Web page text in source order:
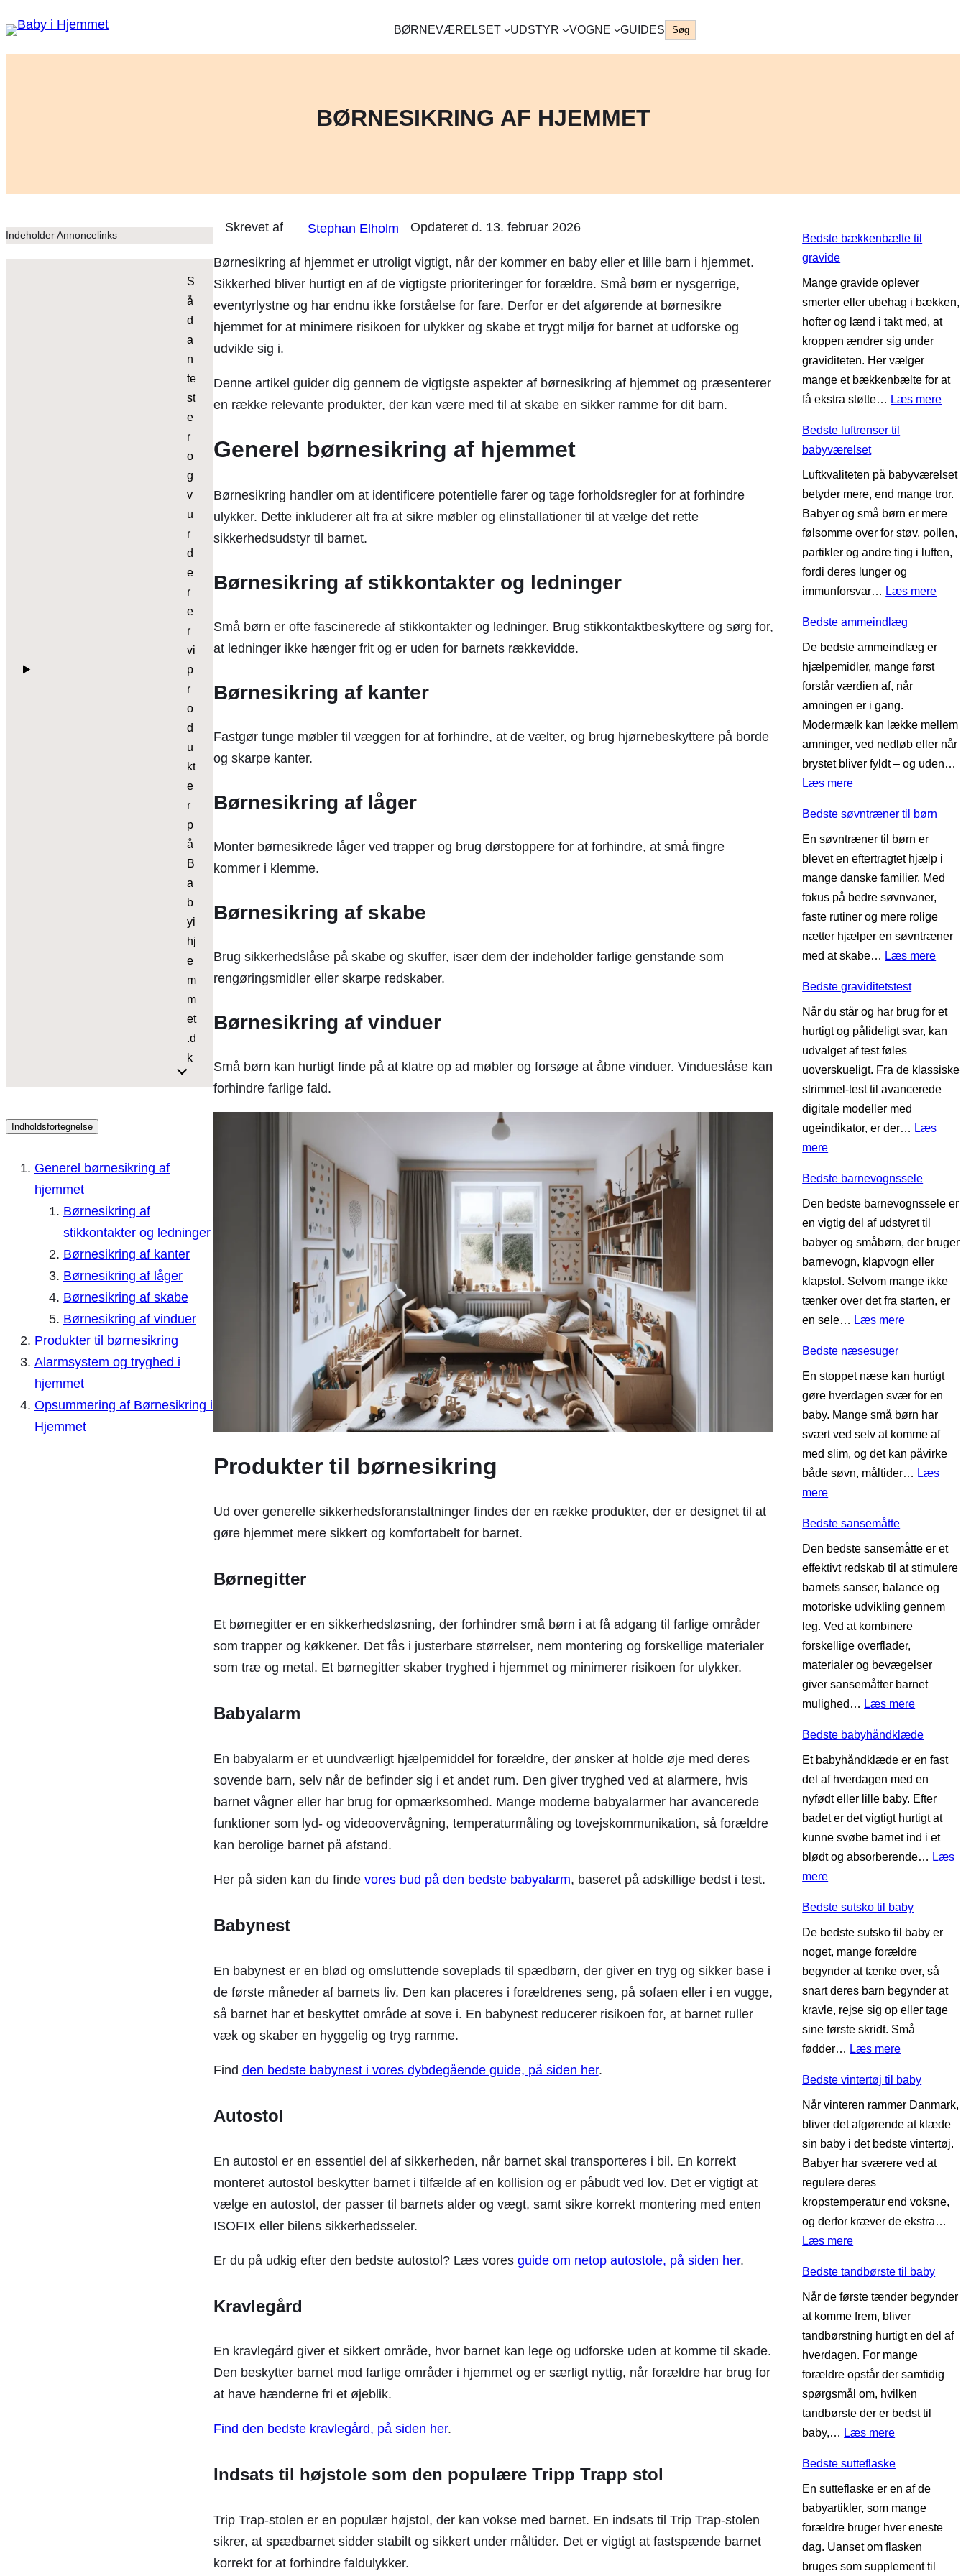
BØRNEVÆRELSET UDSTYR VOGNE GUIDES Søg
Søg
BØRNESIKRING AF HJEMMET
Indeholder Annoncelinks
S
å
d
a
n
te
st
e
r
o
g
v
u
r
d
e
r
e
r
vi
p
r
o
d
u
kt
e
r
p
å
B
a
b
yi
hj
e
m
m
et
.d
k
Indholdsfortegnelse
Generel børnesikring af
hjemmet
Børnesikring af
stikkontakter og ledninger
Børnesikring af kanter
Børnesikring af låger
Børnesikring af skabe
Børnesikring af vinduer
Produkter til børnesikring
Alarmsystem og tryghed i
hjemmet
Opsummering af Børnesikring i
Hjemmet
Stephan Elholm Opdateret d. 13. februar 2026
Børnesikring af hjemmet er utroligt vigtigt, når der kommer en baby eller et lille barn i hjemmet.
Sikkerhed bliver hurtigt en af de vigtigste prioriteringer for forældre. Små børn er nysgerrige,
eventyrlystne og har endnu ikke forståelse for fare. Derfor er det afgørende at børnesikre
hjemmet for at minimere risikoen for ulykker og skabe et trygt miljø for barnet at udforske og
udvikle sig i.
Denne artikel guider dig gennem de vigtigste aspekter af børnesikring af hjemmet og præsenterer
en række relevante produkter, der kan være med til at skabe en sikker ramme for dit barn.
Generel børnesikring af hjemmet
Børnesikring handler om at identificere potentielle farer og tage forholdsregler for at forhindre
ulykker. Dette inkluderer alt fra at sikre møbler og elinstallationer til at vælge det rette
sikkerhedsudstyr til barnet.
Børnesikring af stikkontakter og ledninger
Små børn er ofte fascinerede af stikkontakter og ledninger. Brug stikkontaktbeskyttere og sørg for,
at ledninger ikke hænger frit og er uden for barnets rækkevidde.
Børnesikring af kanter
Fastgør tunge møbler til væggen for at forhindre, at de vælter, og brug hjørnebeskyttere på borde
og skarpe kanter.
Børnesikring af låger
Monter børnesikrede låger ved trapper og brug dørstoppere for at forhindre, at små fingre
kommer i klemme.
Børnesikring af skabe
Brug sikkerhedslåse på skabe og skuffer, især dem der indeholder farlige genstande som
rengøringsmidler eller skarpe redskaber.
Børnesikring af vinduer
Små børn kan hurtigt finde på at klatre op ad møbler og forsøge at åbne vinduer. Vindueslåse kan
forhindre farlige fald.
Produkter til børnesikring
Ud over generelle sikkerhedsforanstaltninger findes der en række produkter, der er designet til at
gøre hjemmet mere sikkert og komfortabelt for barnet.
Børnegitter
Et børnegitter er en sikkerhedsløsning, der forhindrer små børn i at få adgang til farlige områder
som trapper og køkkener. Det fås i justerbare størrelser, nem montering og forskellige materialer
som træ og metal. Et børnegitter skaber tryghed i hjemmet og minimerer risikoen for ulykker.
Babyalarm
En babyalarm er et uundværligt hjælpemiddel for forældre, der ønsker at holde øje med deres
sovende barn, selv når de befinder sig i et andet rum. Den giver tryghed ved at alarmere, hvis
barnet vågner eller har brug for opmærksomhed. Mange moderne babyalarmer har avancerede
funktioner som lyd- og videoovervågning, temperaturmåling og tovejskommunikation, så forældre
kan berolige barnet på afstand.
Her på siden kan du finde vores bud på den bedste babyalarm, baseret på adskillige bedst i test.
Babynest
En babynest er en blød og omsluttende soveplads til spædbørn, der giver en tryg og sikker base i
de første måneder af barnets liv. Den kan placeres i forældrenes seng, på sofaen eller i en vugge,
så barnet har et beskyttet område at sove i. En babynest reducerer risikoen for, at barnet ruller
væk og skaber en hyggelig og tryg ramme.
Find den bedste babynest i vores dybdegående guide, på siden her.
Autostol
En autostol er en essentiel del af sikkerheden, når barnet skal transporteres i bil. En korrekt
monteret autostol beskytter barnet i tilfælde af en kollision og er påbudt ved lov. Det er vigtigt at
vælge en autostol, der passer til barnets alder og vægt, samt sikre korrekt montering med enten
ISOFIX eller bilens sikkerhedsseler.
Er du på udkig efter den bedste autostol? Læs vores guide om netop autostole, på siden her.
Kravlegård
En kravlegård giver et sikkert område, hvor barnet kan lege og udforske uden at komme til skade.
Den beskytter barnet mod farlige områder i hjemmet og er særligt nyttig, når forældre har brug for
at have hænderne fri et øjeblik.
Find den bedste kravlegård, på siden her.
Indsats til højstole som den populære Tripp Trapp stol
Trip Trap-stolen er en populær højstol, der kan vokse med barnet. En indsats til Trip Trap-stolen
sikrer, at spædbarnet sidder stabilt og sikkert under måltider. Det er vigtigt at fastspænde barnet
korrekt for at forhindre faldulykker.
Bedste bækkenbælte til
gravide
Mange gravide oplever
smerter eller ubehag i bækken,
hofter og lænd i takt med, at
kroppen ændrer sig under
graviditeten. Her vælger
mange et bækkenbælte for at
få ekstra støtte… Læs mere:
s
t
e
b
æ
e
t
i
v
i
Bedste luftrenser til
babyværelset
Luftkvaliteten på babyværelset
betyder mere, end mange tror.
Babyer og små børn er mere
følsomme over for støv, pollen,
partikler og andre ting i luften,
fordi deres lunger og
immunforsvar… Læs mere:
d
l
u
f
e
s
e
t
i
l
b
y
æ
r
l
Bedste ammeindlæg
De bedste ammeindlæg er
hjælpemidler, mange først
forstår værdien af, når
amningen er i gang.
Modermælk kan lække mellem
amninger, ved nedløb eller når
brystet bliver fyldt – og uden…
Læs mere:
e
d
s
t
e
a
m
m
i
n
d
l
æ
g
Bedste søvntræner til børn
En søvntræner til børn er
blevet en eftertragtet hjælp i
mange danske familier. Med
fokus på bedre søvnvaner,
faste rutiner og mere rolige
nætter hjælper en søvntræner
med at skabe… Læs mere:
d
s
e
s
v
æ
e
t
i
r
n
Bedste graviditetstest
Når du står og har brug for et
hurtigt og pålideligt svar, kan
udvalget af test føles
uoverskueligt. Fra de klassiske
strimmel-test til avancerede
digitale modeller med
ugeindikator, er der… Læs
mere:
e
d
s
t
e
g
r
a
i
d
i
t
e
t
s
t
t
Bedste barnevognssele
Den bedste barnevognssele er
en vigtig del af udstyret til
babyer og småbørn, der bruger
barnevogn, klapvogn eller
klapstol. Selvom mange ikke
tænker over det fra starten, er
en sele… Læs mere:
d
s
t
e
b
a
v
o
g
n
s
s
e
l
e
Bedste næsesuger
En stoppet næse kan hurtigt
gøre hverdagen svær for en
baby. Mange små børn har
svært ved selv at komme af
med slim, og det kan påvirke
både søvn, måltider… Læs
mere:
e
d
s
t
e
n
æ
s
e
s
g
e
r
Bedste sansemåtte
Den bedste sansemåtte er et
effektivt redskab til at stimulere
barnets sanser, balance og
motoriske udvikling gennem
leg. Ved at kombinere
forskellige overflader,
materialer og bevægelser
giver sansemåtter barnet
mulighed… Læs mere:
e
d
s
t
e
s
a
m
å
t
t
e
Bedste babyhåndklæde
Et babyhåndklæde er en fast
del af hverdagen med en
nyfødt eller lille baby. Efter
badet er det vigtigt hurtigt at
kunne svøbe barnet ind i et
blødt og absorberende… Læs
mere:
e
d
s
t
e
b
a
b
h
å
n
d
k
l
æ
d
e
Bedste sutsko til baby
De bedste sutsko til baby er
noget, mange forældre
begynder at tænke over, så
snart deres barn begynder at
kravle, rejse sig op eller tage
sine første skridt. Små
fødder… Læs mere:
e
d
s
t
e
u
t
o
t
i
l
b
a
b
y
Bedste vintertøj til baby
Når vinteren rammer Danmark,
bliver det afgørende at klæde
sin baby i det bedste vintertøj.
Babyer har sværere ved at
regulere deres
kropstemperatur end voksne,
og derfor kræver de ekstra…
Læs mere:
e
d
s
t
e
v
i
n
t
r
t
ø
j
t
i
Bedste tandbørste til baby
Når de første tænder begynder
at komme frem, bliver
tandbørstning hurtigt en del af
hverdagen. For mange
forældre opstår der samtidig
spørgsmål om, hvilken
tandbørste der er bedst til
baby,… Læs mere:
e
d
s
t
e
t
Bedste sutteflaske
En sutteflaske er en af de
babyartikler, som mange
forældre bruger hver eneste
dag. Uanset om flasken
bruges som supplement til